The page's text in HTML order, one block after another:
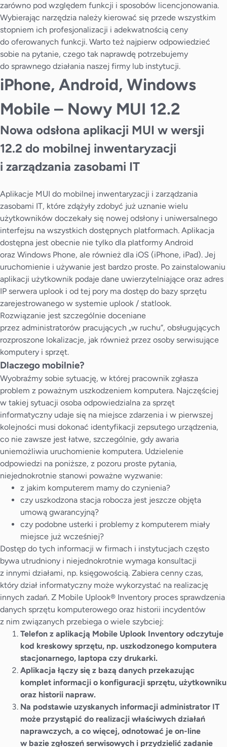
zarówno pod względem funkcji i sposobów licencjonowania.
Wybierając narzędzia należy kierować się przede wszystkim
stopniem ich profesjonalizacji i adekwatnością ceny
do oferowanych funkcji. Warto też najpierw odpowiedzieć
sobie na pytanie, czego tak naprawdę potrzebujemy
do sprawnego działania naszej firmy lub instytucji.
iPhone, Android, Windows
Mobile – Nowy MUI 12.2
Nowa odsłona aplikacji MUI w wersji
12.2 do mobilnej inwentaryzacji
i zarządzania zasobami IT
Aplikacje MUI do mobilnej inwentaryzacji i zarządzania
zasobami IT, które zdążyły zdobyć już uznanie wielu
użytkowników doczekały się nowej odsłony i uniwersalnego
interfejsu na wszystkich dostępnych platformach. Aplikacja
dostępna jest obecnie nie tylko dla platformy Android
oraz Windows Phone, ale również dla iOS (iPhone, iPad). Jej
uruchomienie i używanie jest bardzo proste. Po zainstalowaniu
aplikacji użytkownik podaje dane uwierzytelniające oraz adres
IP serwera uplook i od tej pory ma dostęp do bazy sprzętu
zarejestrowanego w systemie uplook / statlook.
Rozwiązanie jest szczególnie doceniane
przez administratorów pracujących „w ruchu”, obsługujących
rozproszone lokalizacje, jak również przez osoby serwisujące
komputery i sprzęt.
Dlaczego mobilnie?
Wyobraźmy sobie sytuację, w której pracownik zgłasza
problem z poważnym uszkodzeniem komputera. Najczęściej
w takiej sytuacji osoba odpowiedzialna za sprzęt
informatyczny udaje się na miejsce zdarzenia i w pierwszej
kolejności musi dokonać identyfikacji zepsutego urządzenia,
co nie zawsze jest łatwe, szczególnie, gdy awaria
uniemożliwia uruchomienie komputera. Udzielenie
odpowiedzi na poniższe, z pozoru proste pytania,
niejednokrotnie stanowi poważne wyzwanie:
z jakim komputerem mamy do czynienia?
czy uszkodzona stacja robocza jest jeszcze objęta
umową gwarancyjną?
czy podobne usterki i problemy z komputerem miały
miejsce już wcześniej?
Dostęp do tych informacji w firmach i instytucjach często
bywa utrudniony i niejednokrotnie wymaga konsultacji
z innymi działami, np. księgowością. Zabiera cenny czas,
który dział informatyczny może wykorzystać na realizację
innych zadań. Z Mobile Uplook® Inventory proces sprawdzenia
danych sprzętu komputerowego oraz historii incydentów
z nim związanych przebiega o wiele szybciej:
Telefon z aplikacją Mobile Uplook Inventory odczytuje
kod kreskowy sprzętu, np. uszkodzonego komputera
stacjonarnego, laptopa czy drukarki.
Aplikacja łączy się z bazą danych przekazując
komplet informacji o konfiguracji sprzętu, użytkowniku
oraz historii napraw.
Na podstawie uzyskanych informacji administrator IT
może przystąpić do realizacji właściwych działań
naprawczych, a co więcej, odnotować je on-line
w bazie zgłoszeń serwisowych i przydzielić zadanie